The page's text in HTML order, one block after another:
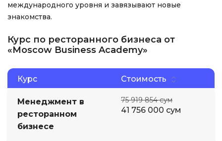
международного уровня и завязывают новые
знакомства.
Курс по ресторанного бизнеса от
«Moscow Business Academy»
Курс Стоимость
Менеджмент в
ресторанном
бизнесе
75 919 854 сум
41 756 000 сум